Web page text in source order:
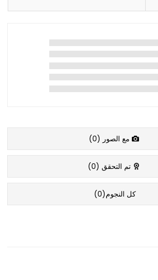
مع الصور (0
)
تم التحقق (0
)
كل النجوم(0
)